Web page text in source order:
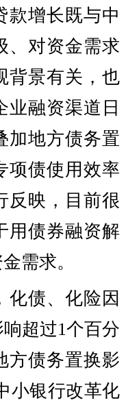
款增长既与中
、对资金需求
背景有关，也
业融资渠道日
加地方债务置
项债使用效率
反映，目前很
用债券融资解
需求。
化债、化险因
超过1个百分
方债务置换影
小银行改革化